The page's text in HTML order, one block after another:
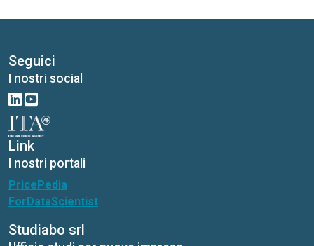
Seguici
I nostri social
Link
I nostri portali
PricePedia
ForDataScientist
Studiabo srl